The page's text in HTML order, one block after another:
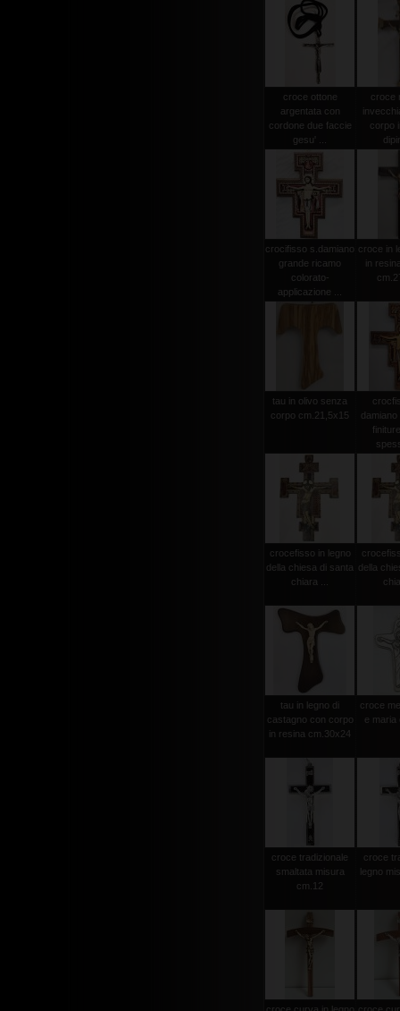
croce ottone
argentata con
cordone due faccie
gesu' ...
croce
corpo
crocifisso s.damiano
grande ricamo
colorato-
applicazione ...
croce in
in
tau in olivo senza
corpo cm.21,5x15
crocefisso in legno
della chiesa di santa
chiara ...
della
tau in legno di
castagno con corpo
in resina cm.30x24
croce
e maria
croce tradizionale
smaltata misura
cm.12
croce
legno